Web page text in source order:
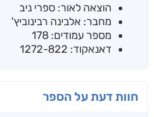
הוצאה לאור: ספרי ניב
מחבר: אלבינה רבינוביץ'
מספר עמודים: 178
דאנאקוד: 1272-822
חוות דעת על הספר